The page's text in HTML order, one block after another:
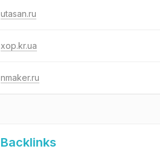
utasan.ru
xop.kr.ua
nmaker.ru
Backlinks